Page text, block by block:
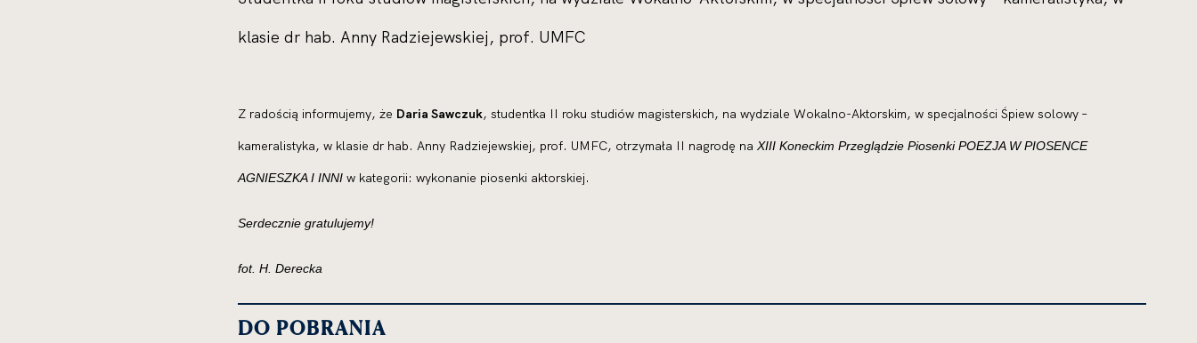
klasie dr hab. Anny Radziejewskiej, prof. UMFC
Z radością informujemy, że Daria Sawczuk, studentka II roku studiów magisterskich, na wydziale Wokalno-Aktorskim, w specjalności Śpiew solowy –
kameralistyka, w klasie dr hab. Anny Radziejewskiej, prof. UMFC, otrzymała II nagrodę na XIII Koneckim Przeglądzie Piosenki POEZJA W PIOSENCE
AGNIESZKA I INNI w kategorii: wykonanie piosenki aktorskiej.
Serdecznie gratulujemy!
fot. H. Derecka
DO POBRANIA